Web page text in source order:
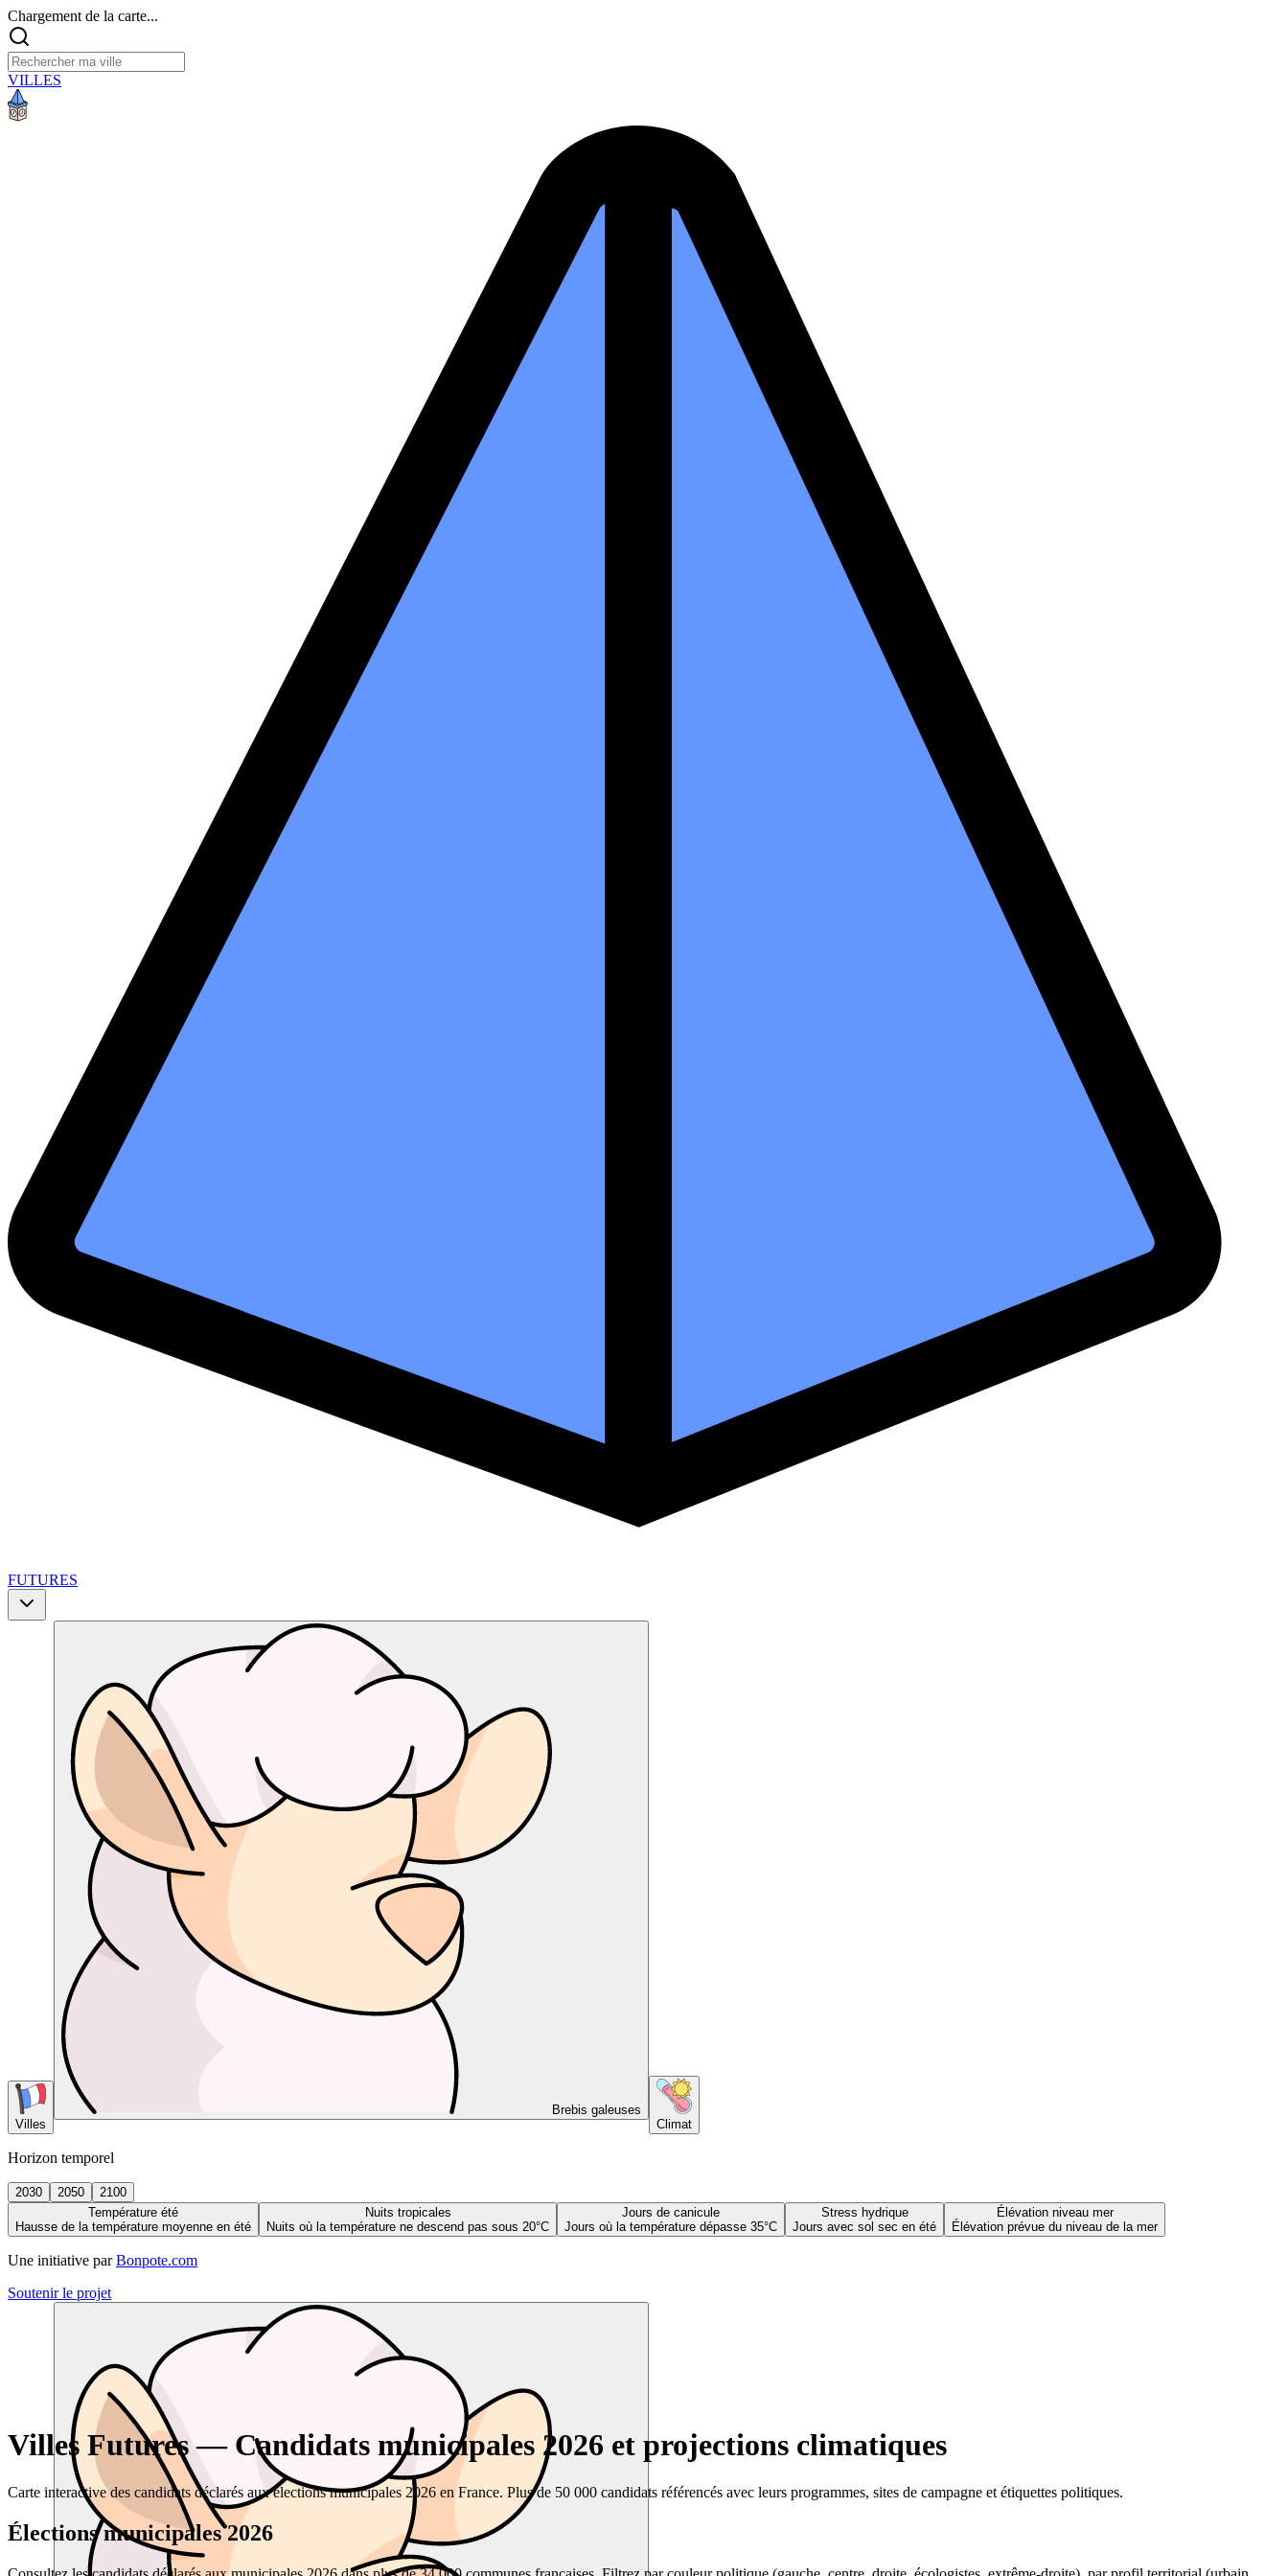
Chargement de la carte...
VILLES
FUTURES
Villes
Brebis galeuses
Climat
Horizon temporel
2030 2050
2100
Température été
Hausse de la température moyenne en été
Nuits tropicales
Nuits où la température ne descend pas sous 20°C
Jours de canicule
Jours où la température dépasse 35°C
Stress hydrique
Jours avec sol sec en été
Élévation niveau mer
Élévation prévue du niveau de la mer
Une initiative par Bonpote.com
Soutenir le projet
Villes Futures — Candidats municipales 2026 et projections climatiques
Carte interactive des candidats déclarés aux élections municipales 2026 en France. Plus de 50 000 candidats référencés avec leurs programmes, sites de campagne et étiquettes politiques.
Élections municipales 2026